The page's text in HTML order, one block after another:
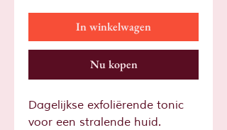
In winkelwagen
Nu kopen
Dagelijkse exfoliërende tonic
voor een stralende huid.